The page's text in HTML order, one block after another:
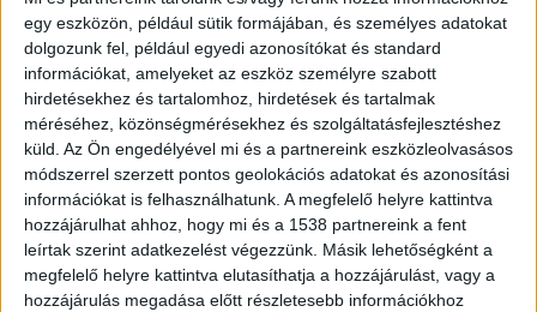
egy eszközön, például sütik formájában, és személyes adatokat
dolgozunk fel, például egyedi azonosítókat és standard
információkat, amelyeket az eszköz személyre szabott
hirdetésekhez és tartalomhoz, hirdetések és tartalmak
méréséhez, közönségmérésekhez és szolgáltatásfejlesztéshez
küld. Az Ön engedélyével mi és a partnereink eszközleolvasásos
módszerrel szerzett pontos geolokációs adatokat és azonosítási
információkat is felhasználhatunk. A megfelelő helyre kattintva
hozzájárulhat ahhoz, hogy mi és a 1538 partnereink a fent
leírtak szerint adatkezelést végezzünk. Másik lehetőségként a
megfelelő helyre kattintva elutasíthatja a hozzájárulást, vagy a
hozzájárulás megadása előtt részletesebb információkhoz
kutatásban. A galaxis centrumának rendkívül nagy
csillagsűrűsége különösen alkalmassá teszi ezt a régiót a
más csillagok körül keringő exobolygók kutatására a
gravitációs mikrolencsézés módszerével. Ilyenkor egy
előtérben elhaladó csillag gravitációja felerősíti egy
távolabbi háttércsillag fényét. Ha az előtércsillag körül
bolygó kering, annak gravitációs hatása jellegzetes
nyomot hagy a fénygörbén, amelyből a bolygó
kimutathatóvá válik, és tulajdonságai is
meghatározhatók.